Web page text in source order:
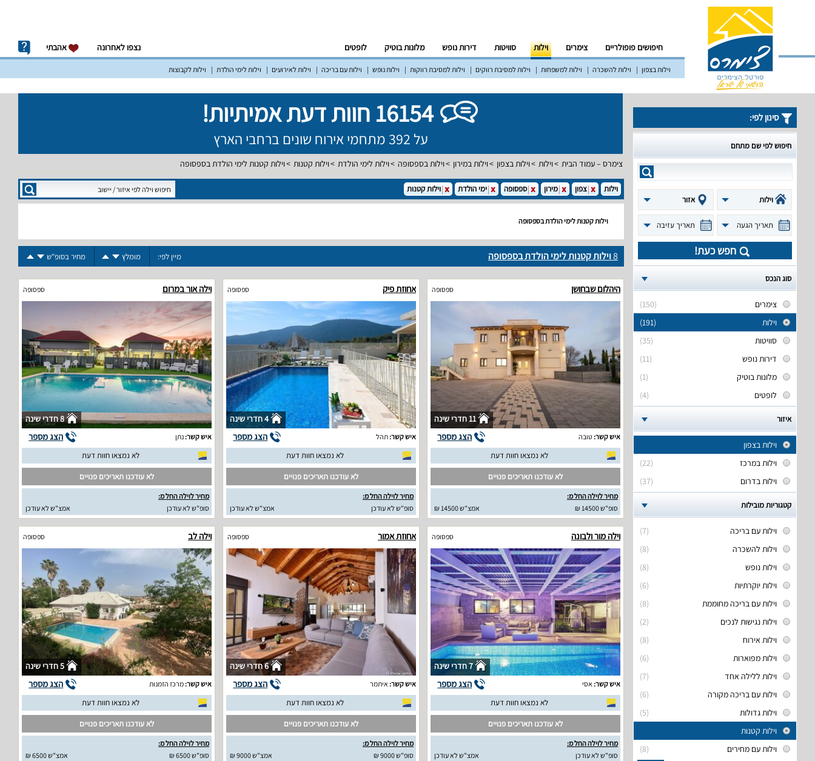
חיפושים פופולריים צימרים וילות סוויטות דירות נופש מלונות בוטיק לופטים נצפו לאחרונה אהבתי
וילות בצפון וילות להשכרה וילות למשפחות וילות למסיבת רווקים וילות למסיבת רווקות וילות נופש וילות עם בריכה וילות לאירועים וילות לימי הולדת וילות לקבוצות
16154 חוות דעת אמיתיות!
על 392 מתחמי אירוח שונים ברחבי הארץ
צימרס – עמוד הבית וילות וילות בצפון וילות במירון וילות בספסופה וילות לימי הולדת וילות קטנות וילות קטנות לימי הולדת בספסופה
סינון לפי:
חיפוש לפי שם מתחם
וילות אזור
תאריך הגעה תאריך עזיבה
חפש כעת!
סוג הנכס
(150)
צימרים
(191)
וילות
(35)
סוויטות
(11)
דירות נופש
(1)
מלונות בוטיק
(4)
לופטים
איזור
וילות בצפון
(22)
וילות במרכז
(37)
וילות בדרום
קטגוריות מובילות
(7)
וילות עם בריכה
(8)
וילות להשכרה
(8)
וילות נופש
(6)
וילות יוקרתיות
(8)
וילות עם בריכה מחוממת
(2)
וילות נגישות לנכים
(8)
וילות אירוח
(6)
וילות מפוארות
(7)
וילות ללילה אחד
(6)
וילות עם בריכה מקורה
(5)
וילות גדולות
וילות קטנות
(8)
וילות עם מחירים
וילות צפון מירון ספסופה ימי הולדת וילות קטנות
וילות קטנות לימי הולדת בספסופה
8וילות קטנות לימי הולדת בספסופה מיין לפי: מומלץ מחיר בסופ"ש
היהלום שבחושן ספסופה
11 חדרי שינה
איש קשר: טובה הצג מספר
לא נמצאו חוות דעת
לא עודכנו תאריכים פנויים
מחיר לוילה החל מ:
סופ"ש 14500 ₪
אמצ"ש 14500 ₪
אחוזת פיק ספסופה
4 חדרי שינה
איש קשר:תהל הצג מספר
לא נמצאו חוות דעת
לא עודכנו תאריכים פנויים
מחיר לוילה החל מ:
סופ"ש לא עודכן
אמצ"ש לא עודכן
וילה אור במרום ספסופה
8 חדרי שינה
איש קשר:נתן הצג מספר
לא נמצאו חוות דעת
לא עודכנו תאריכים פנויים
מחיר לוילה החל מ:
סופ"ש לא עודכן
אמצ"ש לא עודכן
וילה מור ולבונה ספסופה
7 חדרי שינה
איש קשר: אסי הצג מספר
לא נמצאו חוות דעת
לא עודכנו תאריכים פנויים
מחיר לוילה החל מ:
סופ"ש לא עודכן
אמצ"ש לא עודכן
אחוזת אמור ספסופה
6 חדרי שינה
איש קשר: איתמר הצג מספר
לא נמצאו חוות דעת
לא עודכנו תאריכים פנויים
מחיר לוילה החל מ:
סופ"ש 9000 ₪
אמצ"ש 9000 ₪
וילה לב ספסופה
5 חדרי שינה
איש קשר:מרכז הזמנות הצג מספר
לא נמצאו חוות דעת
לא עודכנו תאריכים פנויים
מחיר לוילה החל מ:
סופ"ש 6500 ₪
אמצ"ש 6500 ₪